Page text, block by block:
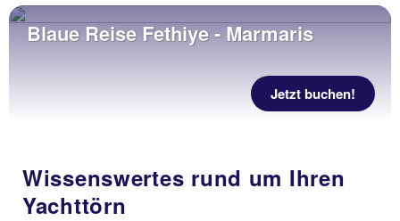
Blaue Reise Fethiye - Marmaris
Jetzt buchen!
Wissenswertes rund um Ihren
Yachttörn